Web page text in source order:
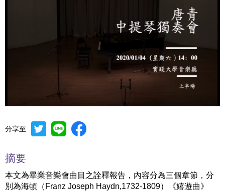
分享至
摘要
本文為畢業音樂會曲目之詮釋報告，內容分為三個章節，分
別為海頓（Franz Joseph Haydn,1732-1809）《嬉遊曲》